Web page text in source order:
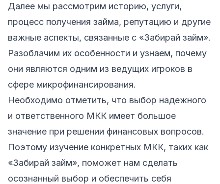
Далее мы рассмотрим историю, услуги,
процесс получения займа, репутацию и другие
важные аспекты, связанные с «Забирай займ».
Разоблачим их особенности и узнаем, почему
они являются одним из ведущих игроков в
сфере микрофинансирования.
Необходимо отметить, что выбор надежного
и ответственного МКК имеет большое
значение при решении финансовых вопросов.
Поэтому изучение конкретных МКК, таких как
«Забирай займ», поможет нам сделать
осознанный выбор и обеспечить себя